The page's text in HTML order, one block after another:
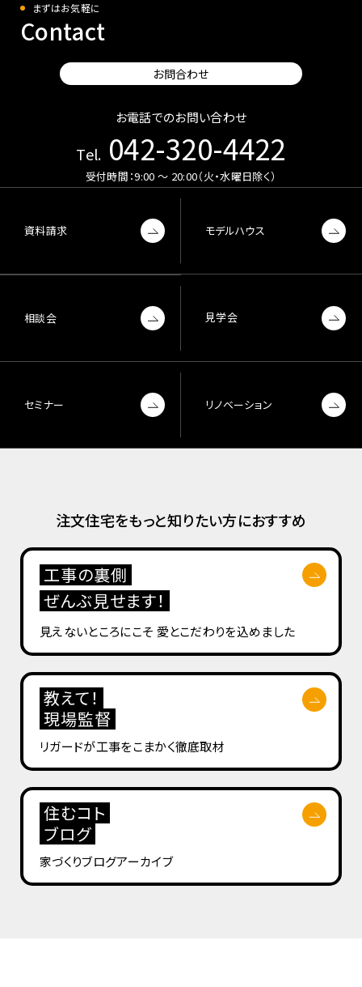
まずはお気軽に
Contact
お問合わせ
お電話でのお問い合わせ
Tel. 042-320-4422
受付時間：9:00 〜 20:00（火・水曜日除く）
資料請求 モデルハウス
相談会 見学会
セミナー リノベーション
注文住宅をもっと知りたい方におすすめ
工事の裏側
ぜんぶ見せます！
見えないところにこそ 愛とこだわりを込めました
教えて！
現場監督
リガードが工事をこまかく徹底取材
住むコト
ブログ
家づくりブログアーカイブ